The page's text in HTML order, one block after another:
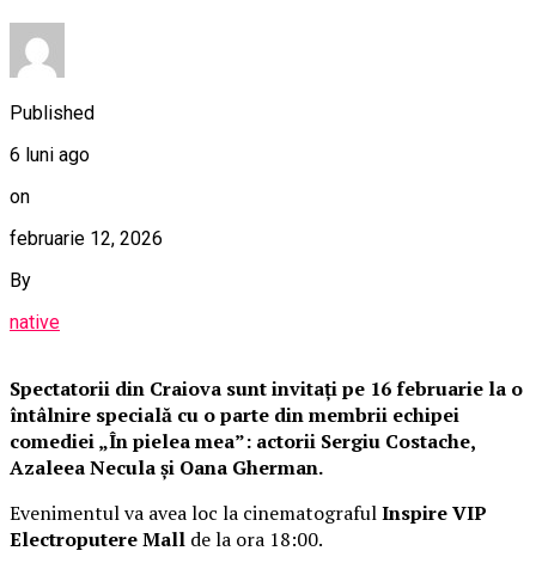
Published
6 luni ago
on
februarie 12, 2026
By
native
Spectatorii din Craiova sunt invitați pe 16 februarie la o
întâlnire specială cu o parte din membrii echipei
comediei „În pielea mea”: actorii Sergiu Costache,
Azaleea Necula și Oana Gherman.
Evenimentul va avea loc la cinematografulInspire VIP
Electroputere Mall de la ora 18:00.